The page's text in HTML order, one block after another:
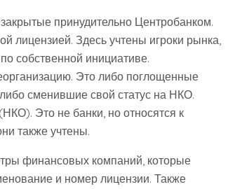
принудительно Центробанком.
лицензией. Здесь учтены игроки рынка,
собственной инициативе.
Это либо поглощенные
сменившие свой статус на НКО.
Это не банки, но относятся к
также учтены.
финансовых компаний, которые
и номер лицензии. Также